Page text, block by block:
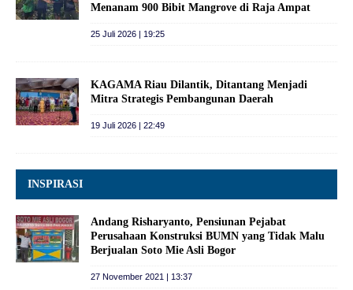
Menanam 900 Bibit Mangrove di Raja Ampat
25 Juli 2026 | 19:25
KAGAMA Riau Dilantik, Ditantang Menjadi
Mitra Strategis Pembangunan Daerah
19 Juli 2026 | 22:49
INSPIRASI
Andang Risharyanto, Pensiunan Pejabat
Perusahaan Konstruksi BUMN yang Tidak Malu
Berjualan Soto Mie Asli Bogor
27 November 2021 | 13:37